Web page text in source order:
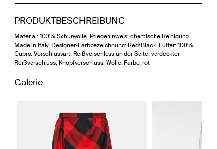
PRODUKTBESCHREIBUNG
Material: 100% Schurwolle. Pflegehinweis: chemische Reinigung.
Made in Italy. Designer-Farbbezeichnung: Red/Black. Futter: 100%
Cupro. Verschlussart: Reißverschluss an der Seite, verdeckter
Reißverschluss, Knopfverschluss. Wolle. Farbe: rot
Galerie